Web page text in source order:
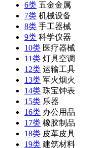
6类 五金金属
7类 机械设备
8类 手工器械
9类 科学仪器
10类 医疗器械
11类 灯具空调
12类 运输工具
13类 军火烟火
14类 珠宝钟表
15类 乐器
16类 办公用品
17类 橡胶制品
18类 皮革皮具
19类 建筑材料